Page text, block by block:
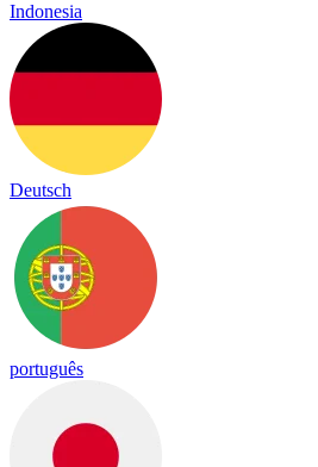
Indonesia
Deutsch
português